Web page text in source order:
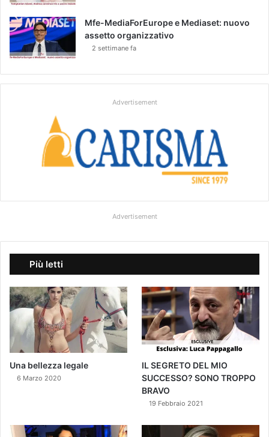
n
t
o
n
Mfe-MediaForEurope e Mediaset: nuovo
assetto organizzativo
2 settimane fa
Advertisement
Advertisement
Più letti
Una bellezza legale
6 Marzo 2020
IL SEGRETO DEL MIO
SUCCESSO? SONO TROPPO
BRAVO
19 Febbraio 2021